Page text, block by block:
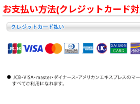
お支払い方法(クレジットカード